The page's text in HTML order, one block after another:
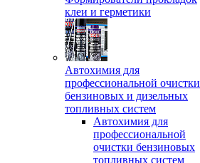
клеи и герметики
Автохимия для
профессиональной очистки
бензиновых и дизельных
топливных систем
Автохимия для
профессиональной
очистки бензиновых
топливных систем